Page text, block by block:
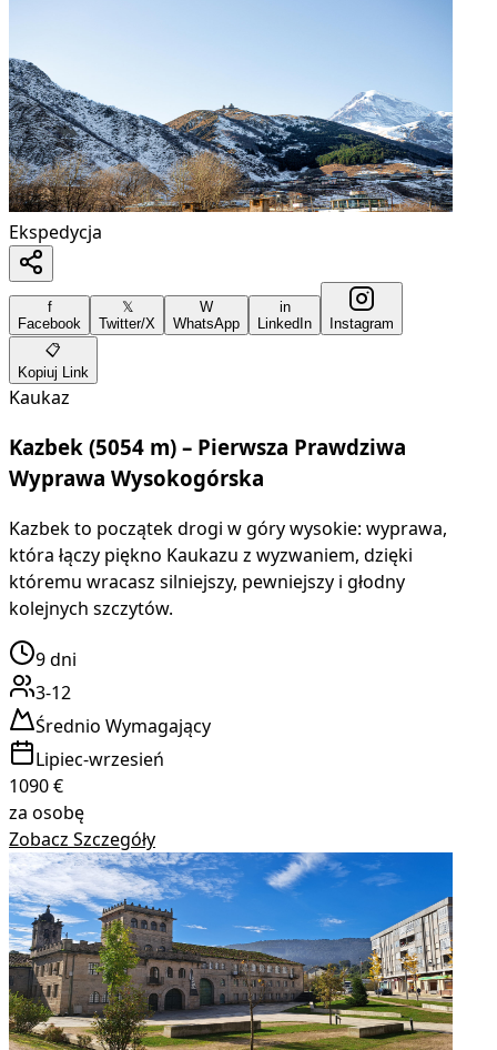
Ekspedycja
f
Facebook
𝕏
Twitter/X
W
WhatsApp
in
LinkedIn
Instagram
📋
Kopiuj Link
Kaukaz
Kazbek (5054 m) – Pierwsza Prawdziwa
Wyprawa Wysokogórska
Kazbek to początek drogi w góry wysokie: wyprawa,
która łączy piękno Kaukazu z wyzwaniem, dzięki
któremu wracasz silniejszy, pewniejszy i głodny
kolejnych szczytów.
9dni
3-12
Średnio Wymagający
Lipiec-wrzesień
1090€
za osobę
Zobacz Szczegóły